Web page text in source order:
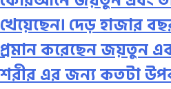
খেয়েছেন। দেড় হাজার
প্রমান করেছেন জয়তুন
শরীর এর জন্য কতটা